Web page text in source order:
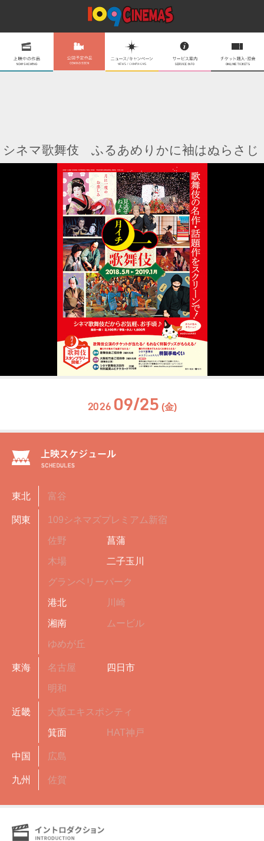
シネマ歌舞伎 ふるあめりかに袖はぬらさじ
2026 09/25 (金)
東北 富谷
関東 109シネマズプレミアム新宿
佐野 菖蒲
木場 二子玉川
グランベリーパーク
港北 川崎
湘南 ムービル
ゆめが丘
東海 名古屋 四日市
明和
近畿 大阪エキスポシティ
箕面 HAT神戸
中国 広島
九州 佐賀